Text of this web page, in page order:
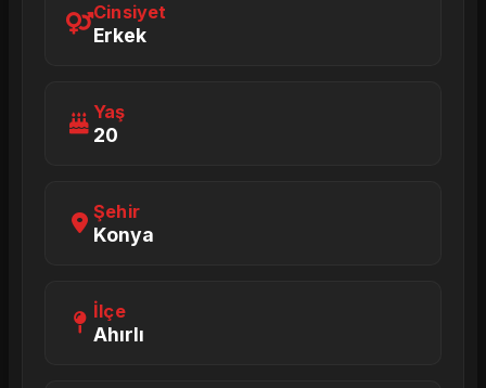
Cinsiyet
Erkek
Yaş
20
Şehir
Konya
İlçe
Ahırlı